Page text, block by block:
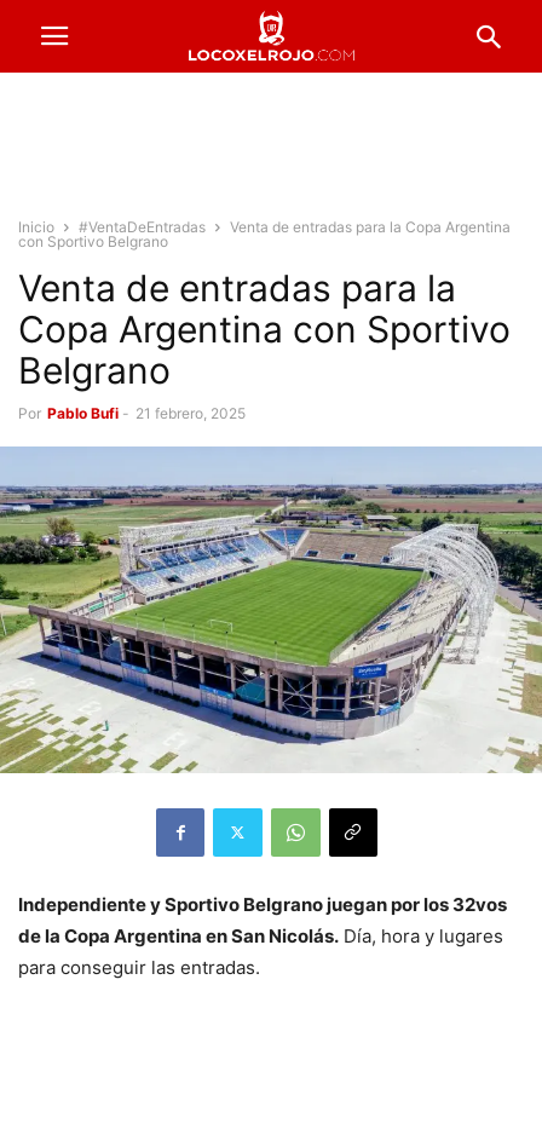
Inicio #VentaDeEntradas
Venta de entradas para la Copa Argentina
con Sportivo Belgrano
Venta de entradas para la
Copa Argentina con Sportivo
Belgrano
Por Pablo Bufi - 21 febrero, 2025
Independiente y Sportivo Belgrano juegan por los 32vos
de la Copa Argentina en San Nicolás. Día, hora y lugares
para conseguir las entradas.